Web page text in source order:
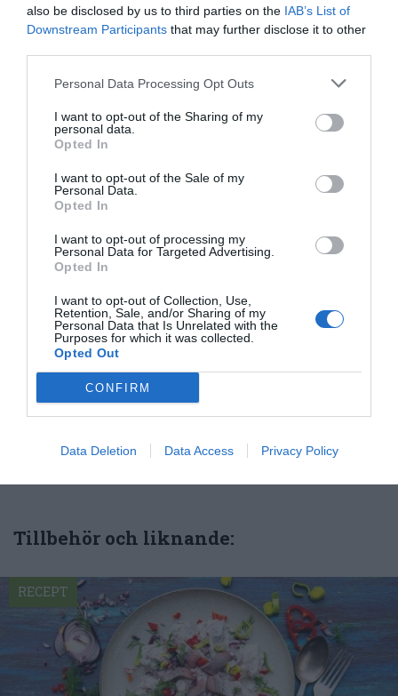
also be disclosed by us to third parties on the IAB’s List of
Downstream Participants that may further disclose it to other
Personal Data Processing Opt Outs
I want to opt-out of the Sharing of my
personal data.
Opted In
I want to opt-out of the Sale of my
Personal Data.
Opted In
I want to opt-out of processing my
Personal Data for Targeted Advertising.
Opted In
I want to opt-out of Collection, Use,
Retention, Sale, and/or Sharing of my
Personal Data that Is Unrelated with the
Purposes for which it was collected.
Opted Out
CONFIRM
Data Deletion Data Access Privacy Policy
Medel:4.2 (26röster)
Uppskattat näringsvärde per portion:
214 kcal
Publicerat:
Författare:
Mattsson
Jag är matskribent samt kock
med en fil. kand i
Måltidsvetenskap från
restauranghögskolan i Grythyttan. På denna sida
delar jag med mig av tusentals olika recept för alla
smaker - noviser som hemmakockar. Alla recept
har jag provlagat, skrivit och fotat så att du ska
om mig.
Tillbehör och liknande:
RECEPT